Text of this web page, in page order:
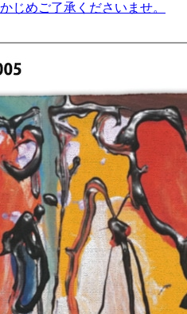
じめご了承くださいませ。